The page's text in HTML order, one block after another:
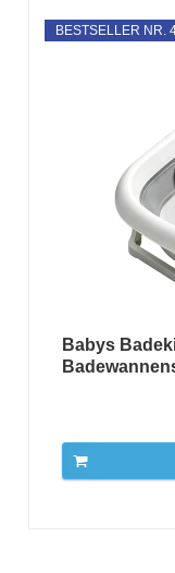
BESTSELLER NR.
Babys